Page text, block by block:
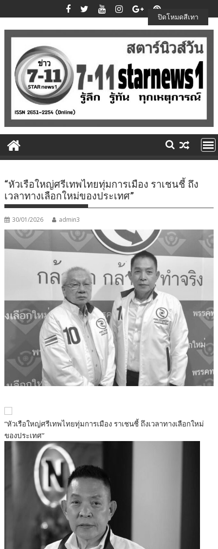
to
content
“หัวเรือใหญ่ศรีเทพไทยทุ่มการเมือง ราเชนชี้ ถึง
เวลาทางเลือกใหม่ของประเทศ”
30/01/2026 admin3
“หัวเรือใหญ่ศรีเทพไทยทุ่มการเมือง ราเชนชี้ ถึงเวลาทางเลือกใหม่
ของประเทศ”
ปิดโหมดสีเทา